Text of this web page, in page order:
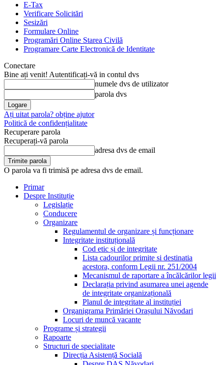
E-Tax
Verificare Solicitări
Sesizări
Formulare Online
Programări Online Starea Civilă
Programare Carte Electronică de Identitate
Conectare
Bine ați venit! Autentificați-vă in contul dvs
numele dvs de utilizator
parola dvs
Ați uitat parola? obține ajutor
Politică de confidențialitate
Recuperare parola
Recuperați-vă parola
adresa dvs de email
O parola va fi trimisă pe adresa dvs de email.
Primar
Despre Instituție
Legislație
Conducere
Organizare
Regulamentul de organizare și funcționare
Integritate instituțională
Cod etic și de integritate
Lista cadourilor primite si destinatia
acestora, conform Legii nr. 251/2004
Mecanismul de raportare a încălcărilor legii
Declarația privind asumarea unei agende
de integritate organizațională
Planul de integritate al instituției
Organigrama Primăriei Orașului Năvodari
Locuri de muncă vacante
Programe și strategii
Rapoarte
Structuri de specialitate
Direcția Asistență Socială